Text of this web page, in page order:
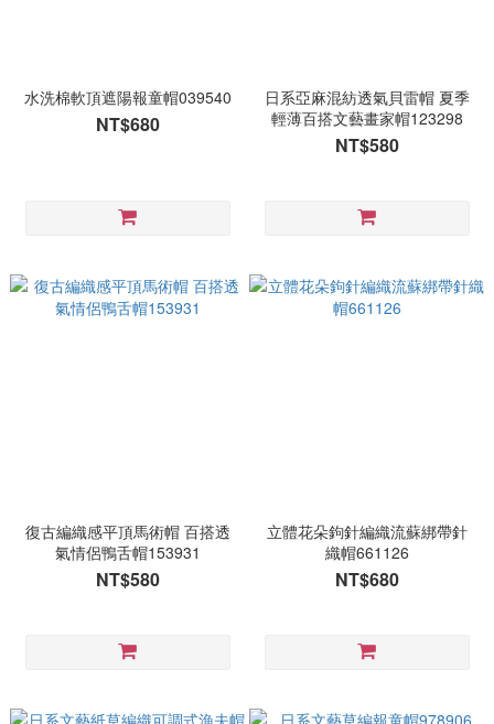
水洗棉軟頂遮陽報童帽039540
NT$680
日系亞麻混紡透氣貝雷帽 夏季
輕薄百搭文藝畫家帽123298
NT$580
復古編織感平頂馬術帽 百搭透
氣情侶鴨舌帽153931
NT$580
立體花朵鉤針編織流蘇綁帶針
織帽661126
NT$680